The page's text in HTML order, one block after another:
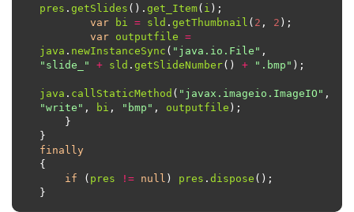
pres . getSlides (). get_Item( i
var
bi = sld . getThumbnail ( 2 , 2
var outputfile =
java . newInstanceSync ( "java.io.File"
"slide_"
+ sld . getSlideNumber() + ".bmp"
java . callStaticMethod ( "javax.imageio.ImageIO"
"write" , bi , "bmp" , outputfile
finally
if ( pres != null ) pres . dispose